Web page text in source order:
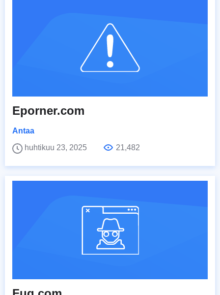
Eporner.com
Antaa
huhtikuu 23, 2025
21,482